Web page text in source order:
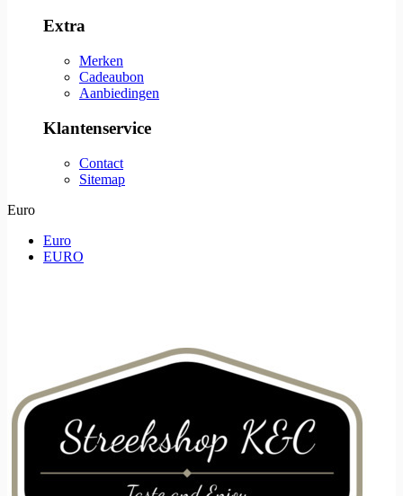
Extra
Merken
Cadeaubon
Aanbiedingen
Klantenservice
Contact
Sitemap
Euro
Euro
EURO